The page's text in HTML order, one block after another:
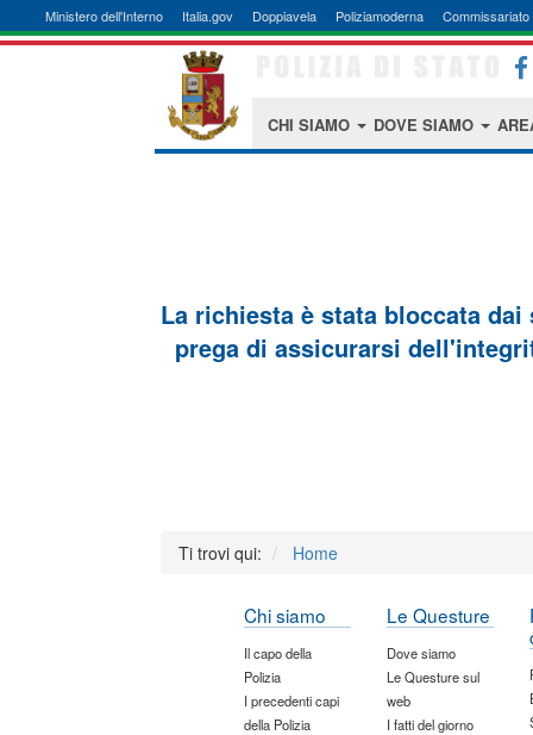
Ministero dell'Interno Italia.gov Doppiavela Poliziamoderna Commissariato
CHI SIAMO DOVE SIAMO
La richiesta è stata bloccata
prega di assicurarsi
Ti trovi qui: Home
Chi siamo
Il capo della
Polizia
I precedenti capi
della Polizia
Le Questure
Dove siamo
Le Questure sul
web
I fatti del giorno